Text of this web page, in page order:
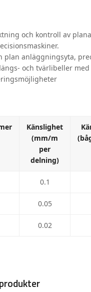
och kontroll av
plan anläggningsyta,
och tvärlibeller
Känslighet
(mm/m
per
delning)
0.1
0.05
0.02